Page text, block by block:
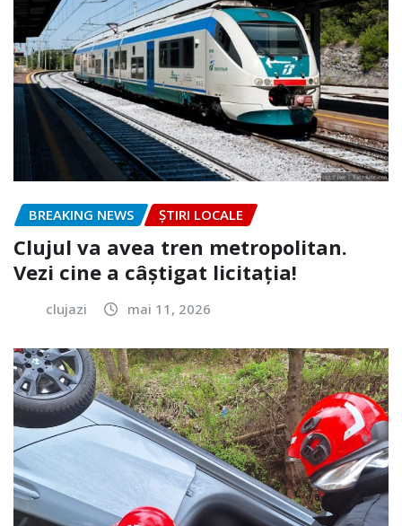
BREAKING NEWS ȘTIRI LOCALE
Clujul va avea tren metropolitan.
Vezi cine a câștigat licitația!
clujazi mai 11, 2026